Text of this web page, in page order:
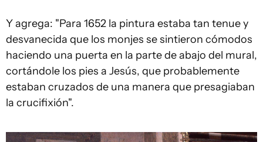
Y agrega: "Para 1652 la pintura estaba tan tenue y
desvanecida que los monjes se sintieron cómodos
haciendo una puerta en la parte de abajo del mural,
cortándole los pies a Jesús, que probablemente
estaban cruzados de una manera que presagiaban
la crucifixión".